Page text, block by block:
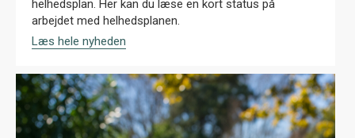
helhedsplan. Her kan du læse en kort status på
arbejdet med helhedsplanen.
Læs hele nyheden